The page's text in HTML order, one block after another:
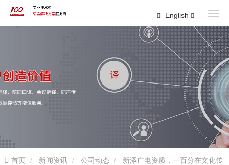
English
首页 新闻资讯 公司动态